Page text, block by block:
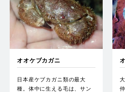
オオケブカガニ
日本産ケブカガニ類の最大
種。体中に生える毛は、サン